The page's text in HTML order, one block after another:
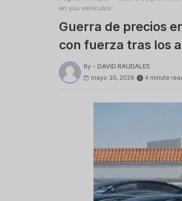
en sus vehículos
Guerra de precios
con fuerza tras los
By - DAVID RAUDALES
mayo 30, 2026
4 minute